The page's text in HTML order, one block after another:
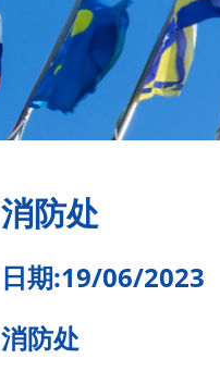
消防处
日期:19/06/2023
消防处